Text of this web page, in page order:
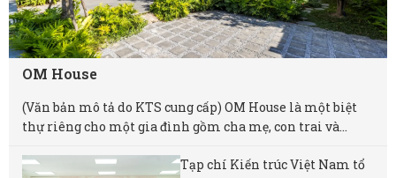
OM House
(Văn bản mô tả do KTS cung cấp) OM House là một biệt
thự riêng cho một gia đình gồm cha mẹ, con trai và...
Tạp chí Kiến trúc Việt Nam tổ